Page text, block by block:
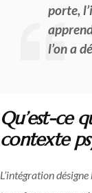
porte,
l’on a
Qu’est-ce
contexte
L’intégration